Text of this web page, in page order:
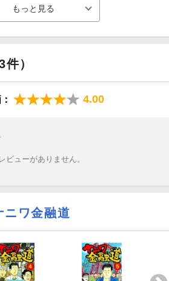
いた
で大騒ぎ
儲かるのか？
ご案内!
）
4.00
ビューがありません。
ニワ金融道